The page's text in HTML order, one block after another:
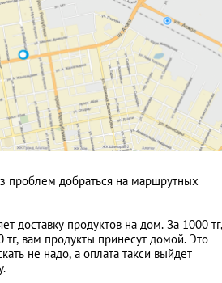
проблем добраться на маршрутных
доставку продуктов на дом. За 1000 тг,
тг, вам продукты принесут домой. Это
не надо, а оплата такси выйдет